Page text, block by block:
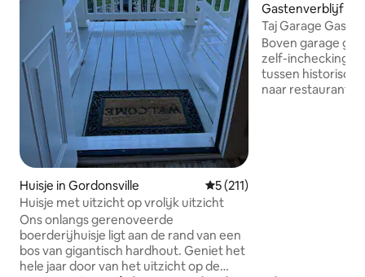
Huisje in Gordonsville Gemiddelde beoordeling
5 (211)
Huisje met uitzicht op vrolijk uitzicht
Ons onlangs gerenoveerde
boerderijhuisje ligt aan de rand van een
bos van gigantisch hardhout. Geniet het
hele jaar door van het uitzicht op de
Gastenverblijf in
Taj Garage
Boven garage
zelf-
tussen
naar restaurants,